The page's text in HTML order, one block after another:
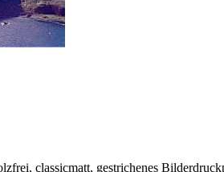
classicmatt, gestrichenes